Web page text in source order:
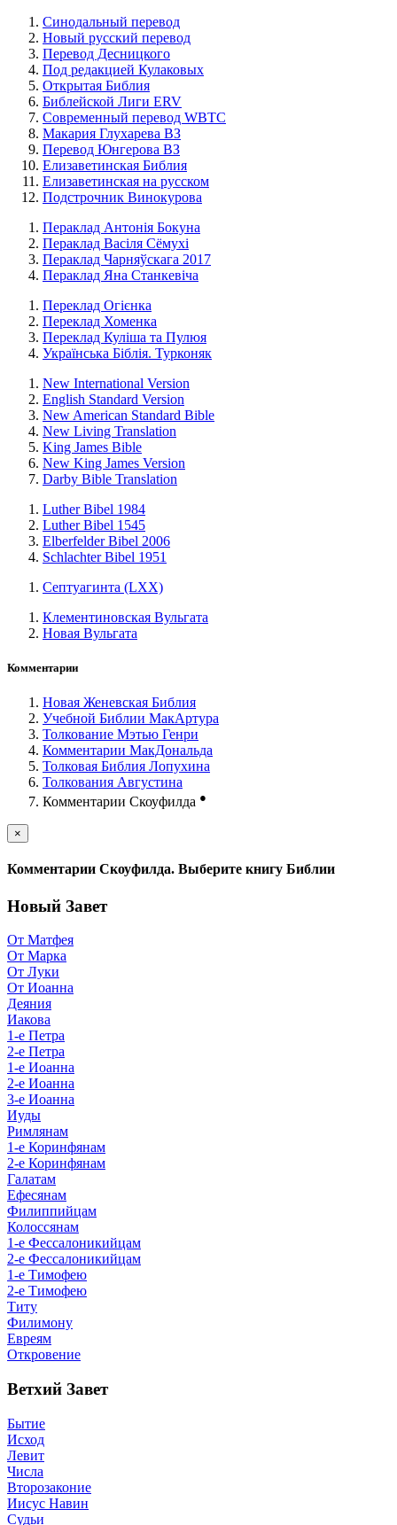
Синодальный перевод
Новый русский перевод
Перевод Десницкого
Под редакцией Кулаковых
Открытая Библия
Библейской Лиги ERV
Cовременный перевод WBTC
Макария Глухарева ВЗ
Перевод Юнгерова ВЗ
Елизаветинская Библия
Елизаветинская на русском
Подстрочник Винокурова
Пераклад Антонія Бокуна
Пераклад Васіля Сёмухі
Пераклад Чарняўскага 2017
Пераклад Яна Станкевіча
Переклад Огієнка
Переклад Хоменка
Переклад Куліша та Пулюя
Українська Біблія. Турконяк
New International Version
English Standard Version
New American Standard Bible
New Living Translation
King James Bible
New King James Version
Darby Bible Translation
Luther Bibel 1984
Luther Bibel 1545
Elberfelder Bibel 2006
Schlachter Bibel 1951
Септуагинта (LXX)
Клементиновская Вульгата
Новая Вульгата
Комментарии
Новая Женевская Библия
Учебной Библии МакАртура
Толкование Мэтью Генри
Комментарии МакДональда
Толковая Библия Лопухина
Толкования Августина
Комментарии Скоуфилда ●
×
Комментарии Скоуфилда. Выберите книгу Библии
Новый Завет
От Матфея
От Марка
От Луки
От Иоанна
Деяния
Иакова
1-е Петра
2-е Петра
1-е Иоанна
2-е Иоанна
3-е Иоанна
Иуды
Римлянам
1-е Коринфянам
2-е Коринфянам
Галатам
Ефесянам
Филиппийцам
Колоссянам
1-е Фессалоникийцам
2-е Фессалоникийцам
1-е Тимофею
2-е Тимофею
Титу
Филимону
Евреям
Откровение
Ветхий Завет
Бытие
Исход
Левит
Числа
Второзаконие
Иисус Навин
Судьи